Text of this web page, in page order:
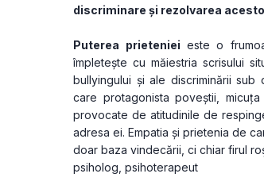
discriminare și rezolvarea
Puterea prieteniei este o
împletește cu măiestria scrisului
bullyingului și ale discriminării
care protagonista poveștii,
provocate de atitudinile de
adresa ei. Empatia și prietenia de
doar baza vindecării, ci chiar firul
psiholog, psihoterapeut